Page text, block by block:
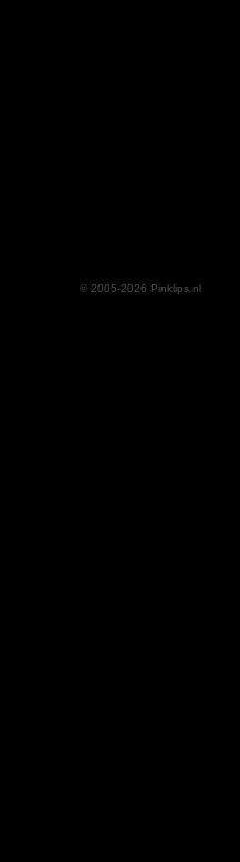
© 2005-2026 Pinklips.nl